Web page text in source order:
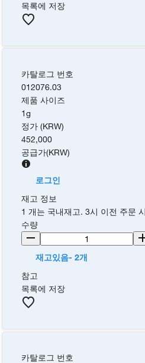
목록에 저장
카탈로그 번호
012076.03
제품 사이즈
1g
정가 (KRW)
452,000
공급가(KRW)
로그인
재고 정보
1 개는 국내재고. 3시 이전 주문
수량
재고있음- 2개
참고
목록에 저장
카탈로그 번호